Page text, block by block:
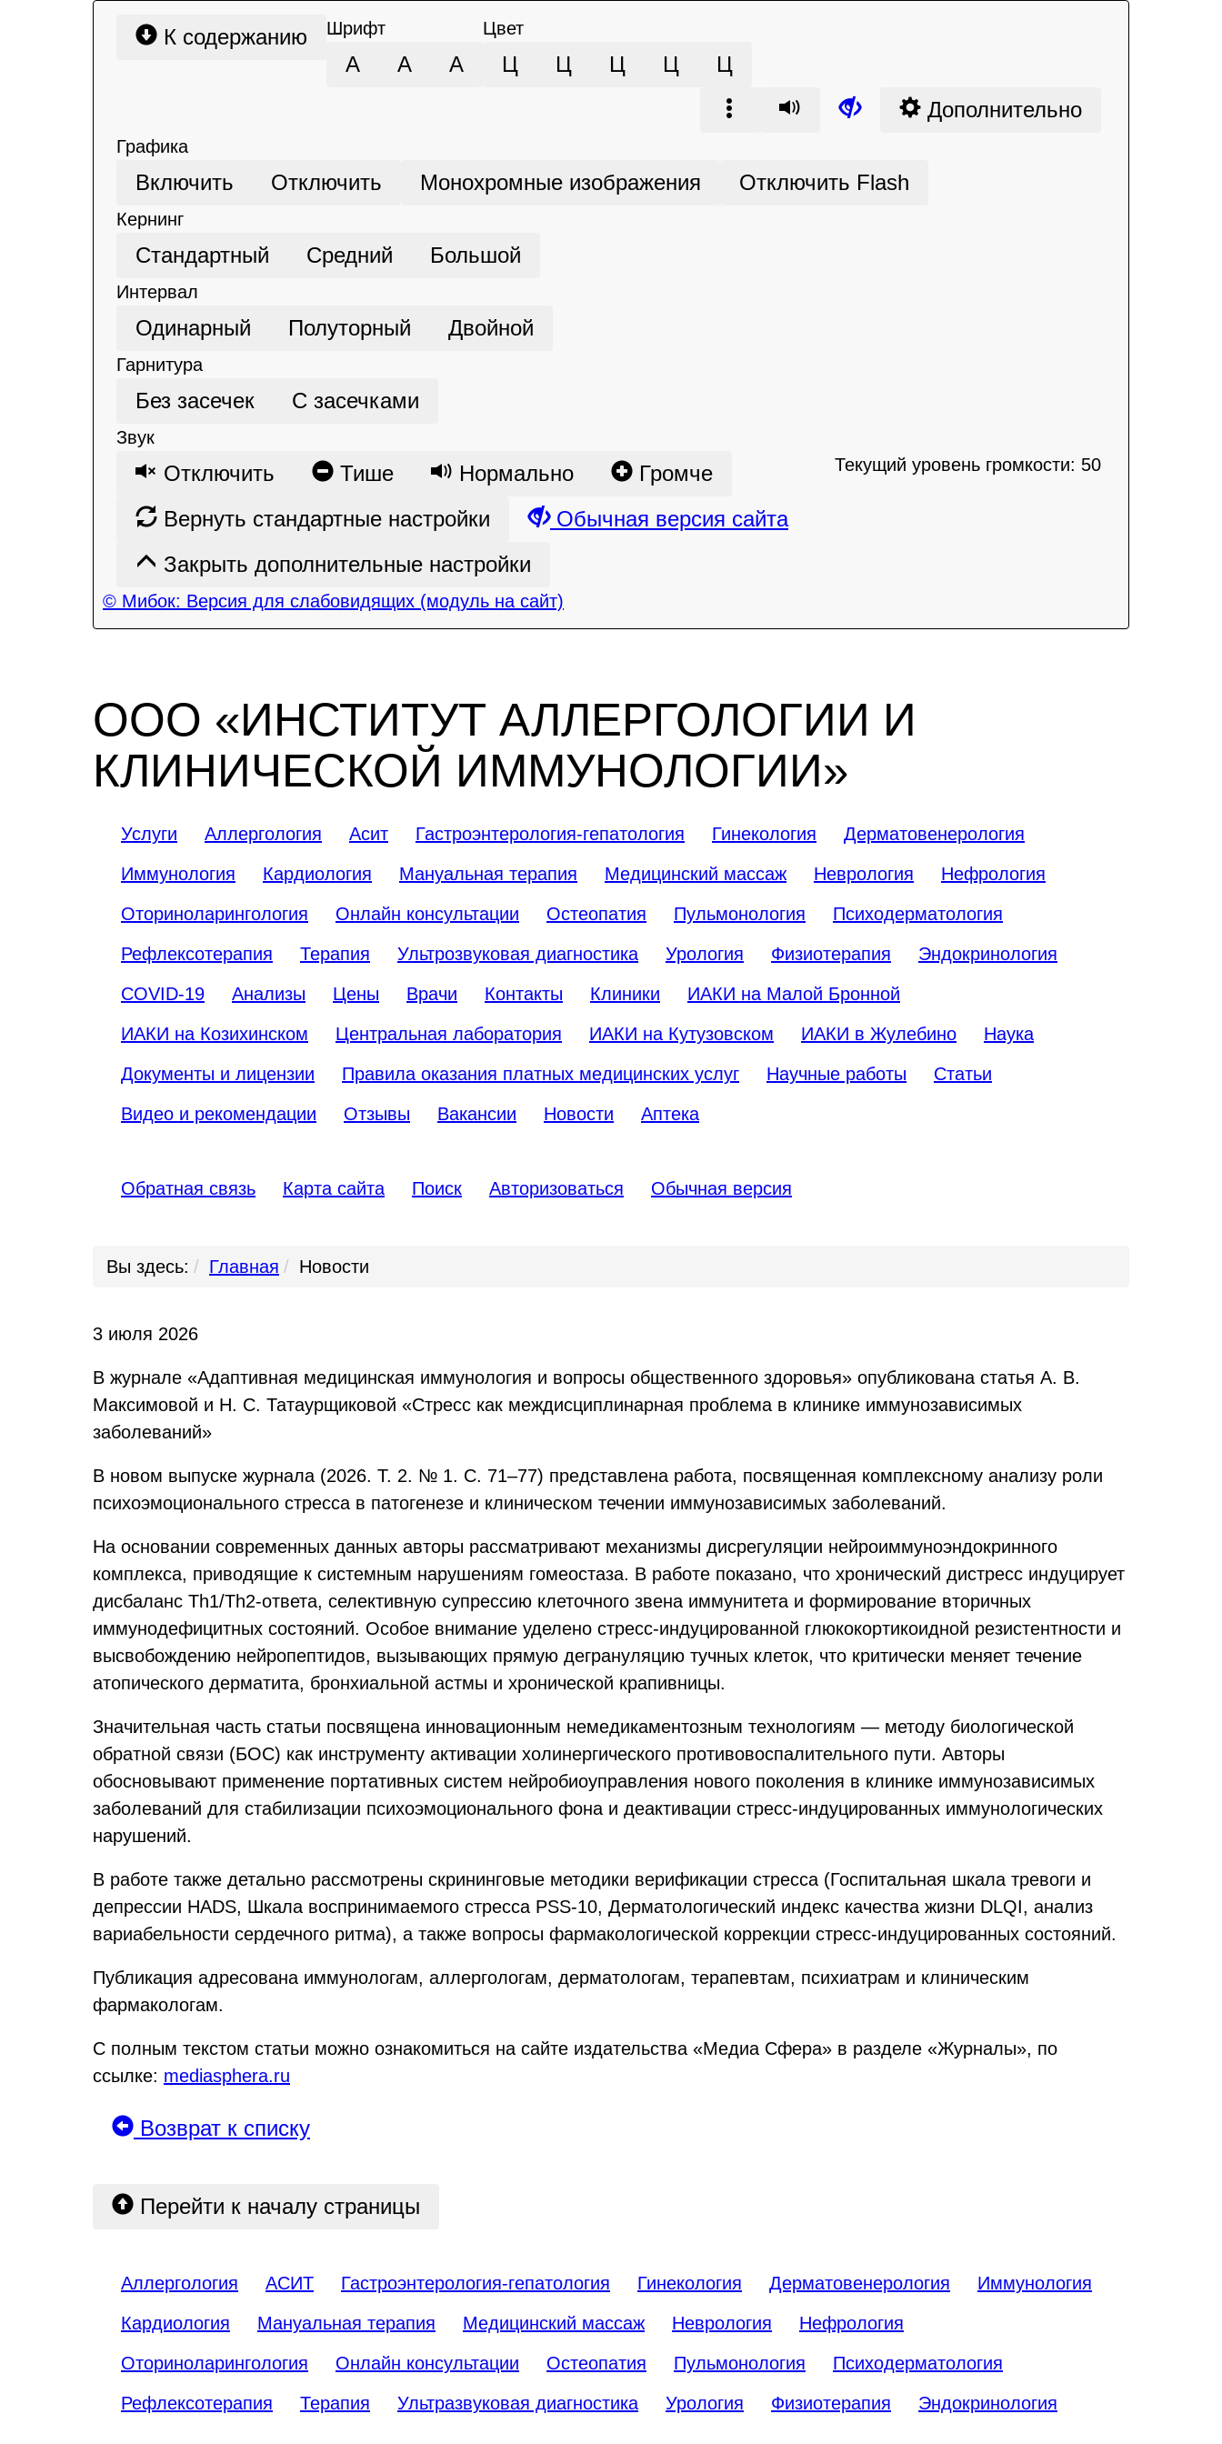
К содержанию Шрифт
А А А
Цвет
Ц Ц Ц Ц
Ц
Дополнительно
Графика
Включить Отключить Монохромные изображения Отключить Flash
Кернинг
Стандартный Средний Большой
Интервал
Одинарный Полуторный Двойной
Гарнитура
Без засечек С засечками
Звук
Отключить Тише Нормально Громче Текущий уровень громкости: 50
Вернуть стандартные настройки
Обычная версия сайта
Закрыть дополнительные настройки
© Мибок: Версия для слабовидящих (модуль на сайт)
ООО «ИНСТИТУТ АЛЛЕРГОЛОГИИ И
КЛИНИЧЕСКОЙ ИММУНОЛОГИИ»
Услуги Аллергология Асит Гастроэнтерология-гепатология Гинекология
Дерматовенерология
Иммунология
Кардиология Мануальная терапия Медицинский массаж Неврология
Нефрология
Оториноларингология
Онлайн консультации Остеопатия Пульмонология
Психодерматология
Рефлексотерапия
Терапия Ультрозвуковая диагностика Урология Физиотерапия
Эндокринология
COVID-19
Анализы Цены Врачи Контакты Клиники
ИАКИ на Малой Бронной
ИАКИ на Козихинском
Центральная лаборатория ИАКИ на Кутузовском ИАКИ в Жулебино
Наука
Документы и лицензии
Правила оказания платных медицинских услуг Научные работы
Статьи
Видео и рекомендации
Отзывы Вакансии Новости Аптека
Обратная связь Карта сайта Поиск Авторизоваться Обычная версия
Вы здесь: Главная Новости
3 июля 2026
В журнале «Адаптивная медицинская иммунология и вопросы общественного здоровья» опубликована статья А. В.
Максимовой и Н. С. Татаурщиковой «Стресс как междисциплинарная проблема в клинике иммунозависимых
заболеваний»
В новом выпуске журнала (2026. Т. 2. № 1. С. 71–77) представлена работа, посвященная комплексному анализу роли
психоэмоционального стресса в патогенезе и клиническом течении иммунозависимых заболеваний.
На основании современных данных авторы рассматривают механизмы дисрегуляции нейроиммуноэндокринного
комплекса, приводящие к системным нарушениям гомеостаза. В работе показано, что хронический дистресс индуцирует
дисбаланс Th1/Th2-ответа, селективную супрессию клеточного звена иммунитета и формирование вторичных
иммунодефицитных состояний. Особое внимание уделено стресс-индуцированной глюкокортикоидной резистентности и
высвобождению нейропептидов, вызывающих прямую дегрануляцию тучных клеток, что критически меняет течение
атопического дерматита, бронхиальной астмы и хронической крапивницы.
Значительная часть статьи посвящена инновационным немедикаментозным технологиям — методу биологической
обратной связи (БОС) как инструменту активации холинергического противовоспалительного пути. Авторы
обосновывают применение портативных систем нейробиоуправления нового поколения в клинике иммунозависимых
заболеваний для стабилизации психоэмоционального фона и деактивации стресс-индуцированных иммунологических
нарушений.
В работе также детально рассмотрены скрининговые методики верификации стресса (Госпитальная шкала тревоги и
депрессии HADS, Шкала воспринимаемого стресса PSS-10, Дерматологический индекс качества жизни DLQI, анализ
вариабельности сердечного ритма), а также вопросы фармакологической коррекции стресс-индуцированных состояний.
Публикация адресована иммунологам, аллергологам, дерматологам, терапевтам, психиатрам и клиническим
фармакологам.
С полным текстом статьи можно ознакомиться на сайте издательства «Медиа Сфера» в разделе «Журналы», по
ссылке: mediasphera.ru
Возврат к списку
Перейти к началу страницы
Аллергология АСИТ Гастроэнтерология-гепатология Гинекология Дерматовенерология
Иммунология
Кардиология
Мануальная терапия Медицинский массаж Неврология
Нефрология
Оториноларингология
Онлайн консультации Остеопатия Пульмонология
Психодерматология
Рефлексотерапия
Терапия Ультразвуковая диагностика Урология Физиотерапия Эндокринология